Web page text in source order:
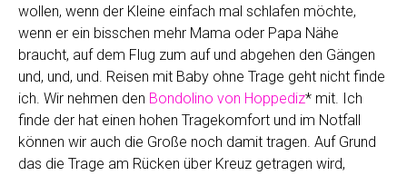
wollen, wenn der Kleine einfach mal schlafen möchte,
wenn er ein bisschen mehr Mama oder Papa Nähe
braucht, auf dem Flug zum auf und abgehen den Gängen
und, und, und. Reisen mit Baby ohne Trage geht nicht finde
ich. Wir nehmen den Bondolino von Hoppediz* mit. Ich
finde der hat einen hohen Tragekomfort und im Notfall
können wir auch die Große noch damit tragen. Auf Grund
das die Trage am Rücken über Kreuz getragen wird,